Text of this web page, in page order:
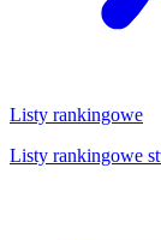
Listy rankingowe
Listy rankingowe